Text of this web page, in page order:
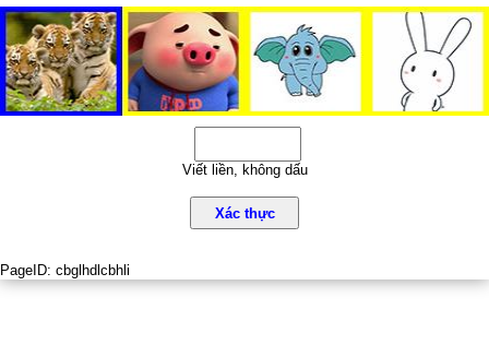
Viết liền, không dấu
Xác thực
PageID: cbglhdlcbhli